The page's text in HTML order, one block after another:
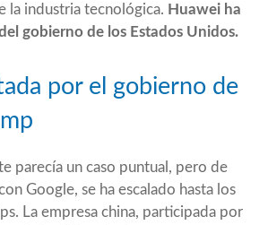
la industria tecnológica. Huawei ha
gobierno de los Estados Unidos.
por el gobierno de
parecía un caso puntual, pero de
Google, se ha escalado hasta los
La empresa china, participada por